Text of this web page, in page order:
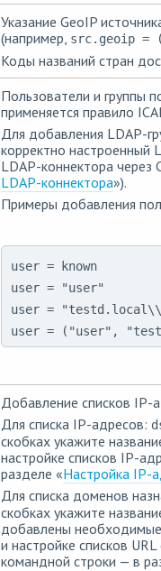
Указание GeoIP
(например, src.geoip =
Коды названий стран
Пользователи и группы
применяется правило
Для добавления LDAP-
корректно настроенный
LDAP-коннектора через
LDAP-коннектора»).
Примеры добавления
user = known
user = "user"
user =
user = ("user",
Добавление списков IP-
Для списка IP-адресов:
скобках укажите
настройке списков IP-
разделе «Настройка IP-
Для списка доменов
скобках укажите
добавлены
и настройке списков
командной строки — в